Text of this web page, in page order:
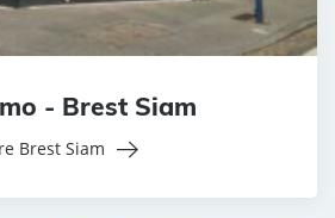
- Brest Siam
Brest Siam